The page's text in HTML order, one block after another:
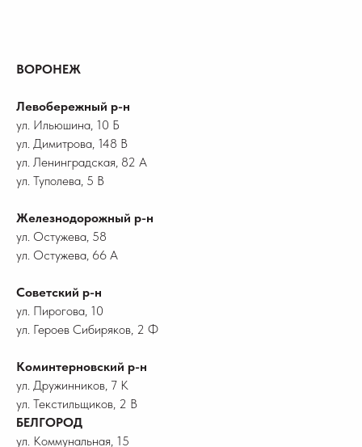
ВОРОНЕЖ
Левобережный р-н
ул. Ильюшина, 10 Б
ул. Димитрова, 148 В
ул. Ленинградская, 82 А
ул. Туполева, 5 В
Железнодорожный р-н
ул. Остужева, 58
ул. Остужева, 66 А
Советский р-н
ул. Пирогова, 10
ул. Героев Сибиряков, 2 Ф
Коминтерновский р-н
ул. Дружинников, 7 К
ул. Текстильщиков, 2 В
БЕЛГОРОД
ул. Коммунальная, 15